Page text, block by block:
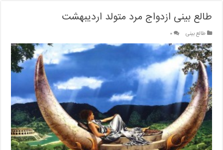
طالع بینی ازدواج مرد متولد اردیبهشت
طالع بینی ۰